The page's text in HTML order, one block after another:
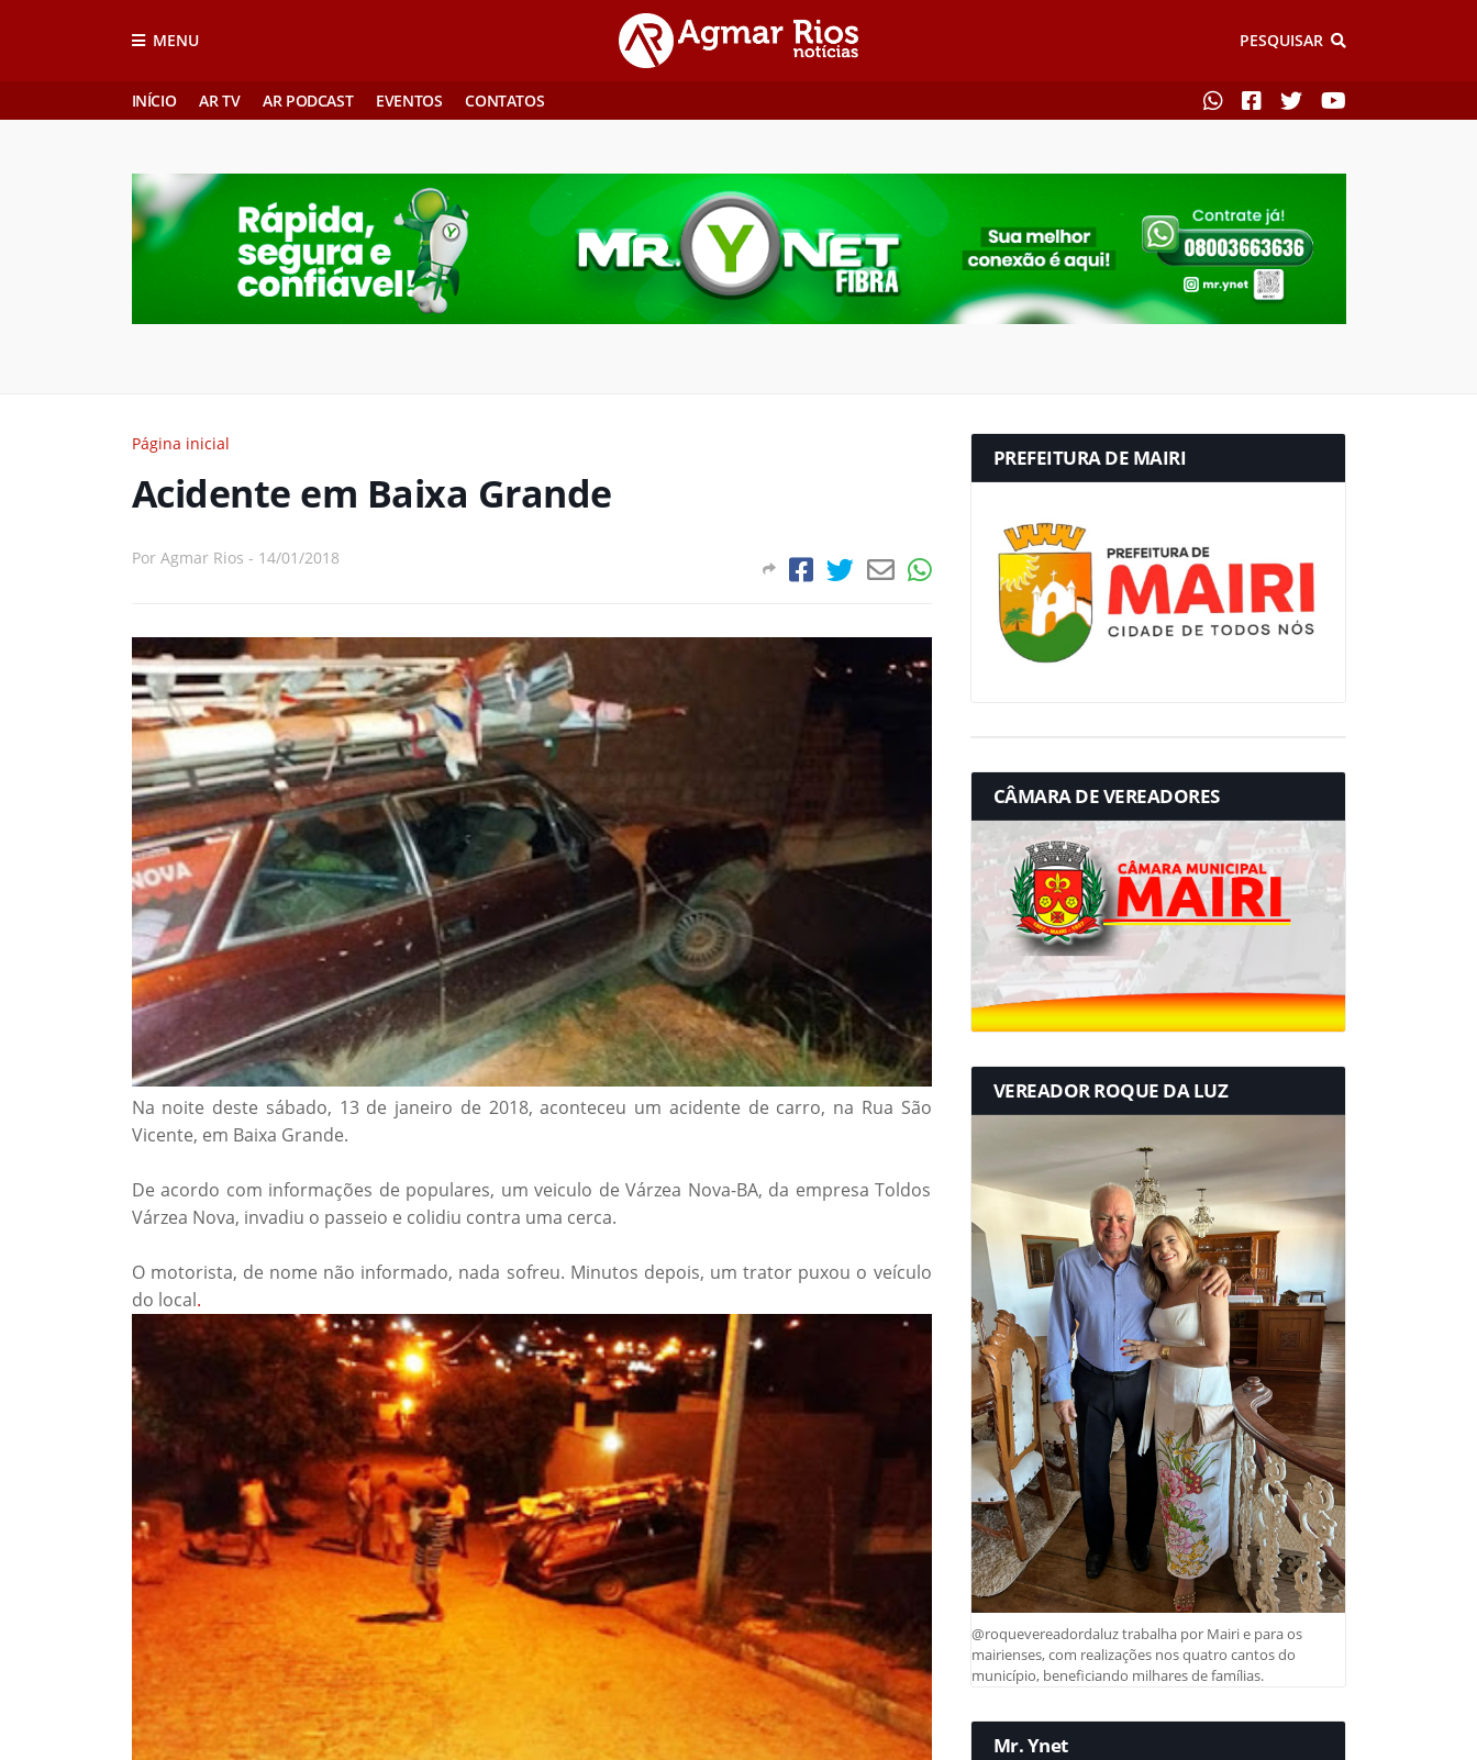
MENU PESQUISAR
INÍCIO AR TV AR PODCAST EVENTOS CONTATOS
Página inicial
Acidente em Baixa Grande
Por Agmar Rios - 14/01/2018
Na noite deste sábado, 13 de janeiro de 2018, aconteceu um acidente de carro, na Rua São
Vicente, em Baixa Grande.
De acordo com informações de populares, um veiculo de Várzea Nova-BA, da empresa Toldos
Várzea Nova, invadiu o passeio e colidiu contra uma cerca.
O motorista, de nome não informado, nada sofreu. Minutos depois, um trator puxou o veículo
do local.
PREFEITURA DE MAIRI
CÂMARA DE VEREADORES
VEREADOR ROQUE DA LUZ
@roquevereadordaluz trabalha por Mairi e para os
mairienses, com realizações nos quatro cantos do
município, beneficiando milhares de famílias.
Mr. Ynet